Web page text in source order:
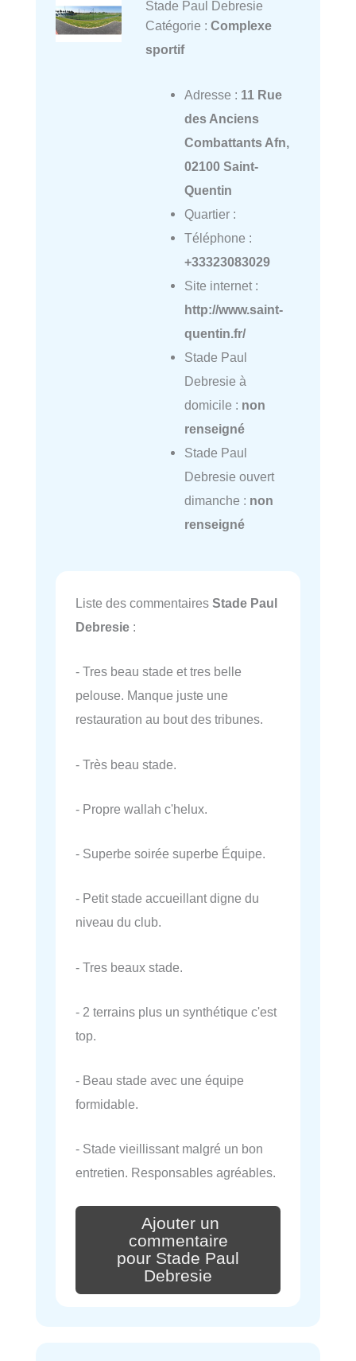
Stade Paul Debresie
Catégorie : Complexe
sportif
Adresse : 11 Rue
des Anciens
Combattants Afn,
02100 Saint-
Quentin
Quartier :
Téléphone :
+33323083029
Site internet :
http://www.saint-
quentin.fr/
Stade Paul
Debresie à
domicile : non
renseigné
Stade Paul
Debresie ouvert
dimanche : non
renseigné
Liste des commentaires Stade Paul
Debresie :
- Tres beau stade et tres belle
pelouse. Manque juste une
restauration au bout des tribunes.
- Très beau stade.
- Propre wallah c'helux.
- Superbe soirée superbe Équipe.
- Petit stade accueillant digne du
niveau du club.
- Tres beaux stade.
- 2 terrains plus un synthétique c'est
top.
- Beau stade avec une équipe
formidable.
- Stade vieillissant malgré un bon
entretien. Responsables agréables.
Ajouter un
commentaire
pour Stade Paul
Debresie